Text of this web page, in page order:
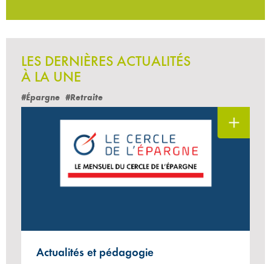
LES DERNIÈRES ACTUALITÉS
À LA UNE
#Épargne #Retraite
Actualités et pédagogie